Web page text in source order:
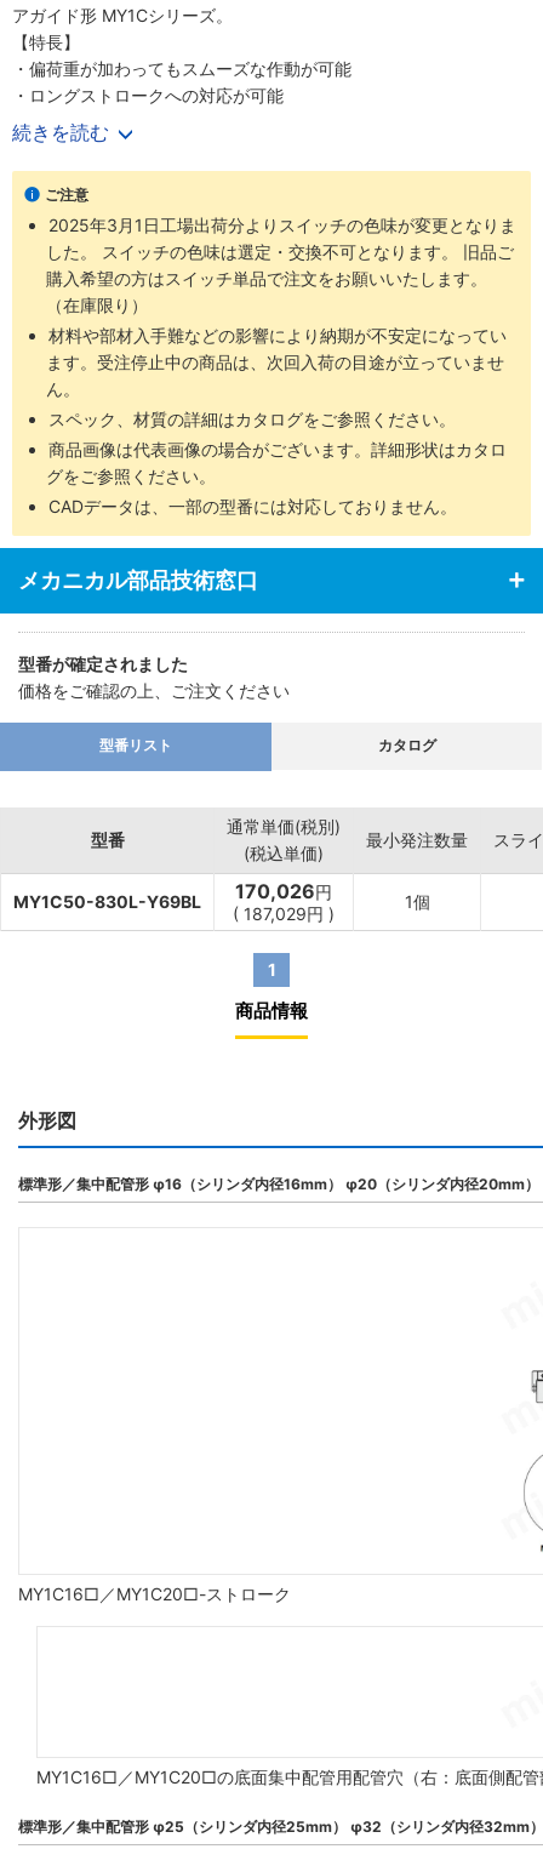
アガイド形 MY1Cシリーズ。
【特長】
・偏荷重が加わってもスムーズな作動が可能
・ロングストロークへの対応が可能
【20-シリーズ 銅系・フッ素系不可仕様】
・銅材質、フッ素材質を嫌う環境での使用に対応
・外形寸法は標準品と同一
続きを読む
ご注意
2025年3月1日工場出荷分よりスイッチの色味が変更となりま
した。 スイッチの色味は選定・交換不可となります。 旧品ご
購入希望の方はスイッチ単品で注文をお願いいたします。
（在庫限り）
材料や部材入手難などの影響により納期が不安定になってい
ます。受注停止中の商品は、次回入荷の目途が立っていませ
ん。
スペック、材質の詳細はカタログをご参照ください。
商品画像は代表画像の場合がございます。詳細形状はカタロ
グをご参照ください。
CADデータは、一部の型番には対応しておりません。
メカニカル部品技術窓口
型番が確定されました
価格をご確認の上、ご注文ください
型番リスト カタログ
型番
通常単価(税別)
(税込単価)
最小発注数量 スラ
MY1C50-830L-Y69BL 170,026円
( 187,029円 )
1個
1
商品情報
外形図
標準形／集中配管形 φ16（シリンダ内径16mm） φ20（シリンダ内径20mm）
MY1C16□／MY1C20□-ストローク
MY1C16□／MY1C20□の底面集中配管用配管穴（右：底面側配
標準形／集中配管形 φ25（シリンダ内径25mm） φ32（シリンダ内径32mm